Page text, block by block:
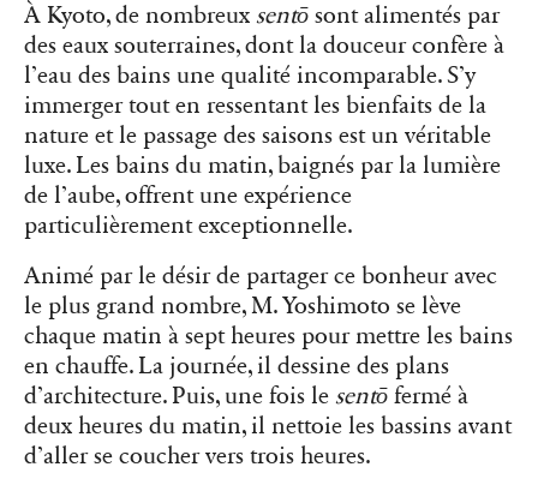
À Kyoto, de nombreux sentō sont alimentés par
des eaux souterraines, dont la douceur confère à
l’eau des bains une qualité incomparable. S’y
immerger tout en ressentant les bienfaits de la
nature et le passage des saisons est un véritable
luxe. Les bains du matin, baignés par la lumière
de l’aube, offrent une expérience
particulièrement exceptionnelle.
Animé par le désir de partager ce bonheur avec
le plus grand nombre, M. Yoshimoto se lève
chaque matin à sept heures pour mettre les bains
en chauffe. La journée, il dessine des plans
d’architecture. Puis, une fois le sentō fermé à
deux heures du matin, il nettoie les bassins avant
d’aller se coucher vers trois heures.